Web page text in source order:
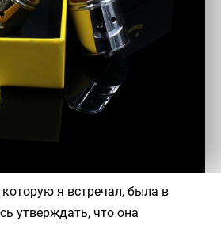
которую я встречал, была в
утверждать, что она